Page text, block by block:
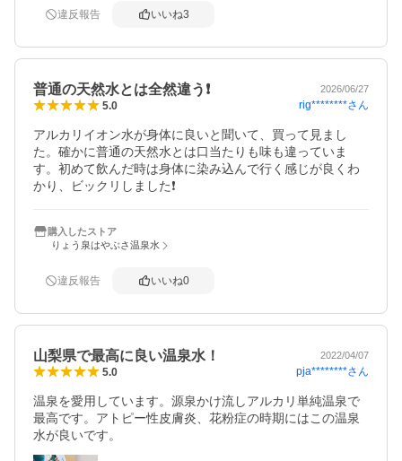
違反報告 いいね3
普通の天然水とは全然違う❗ 2026/06/27
5.0 rig********さん
アルカリイオン水が身体に良いと聞いて、買って見まし
た。確かに普通の天然水とは口当たりも味も違っていま
す。初めて飲んだ時は身体に染み込んで行く感じが良くわ
かり、ビックリしました❗
購入したストア
りょう泉はやぶさ温泉水
違反報告 いいね0
山梨県で最高に良い温泉水！ 2022/04/07
5.0 pja********さん
温泉を愛用しています。源泉かけ流しアルカリ単純温泉で
最高です。アトピー性皮膚炎、花粉症の時期にはこの温泉
水が良いです。